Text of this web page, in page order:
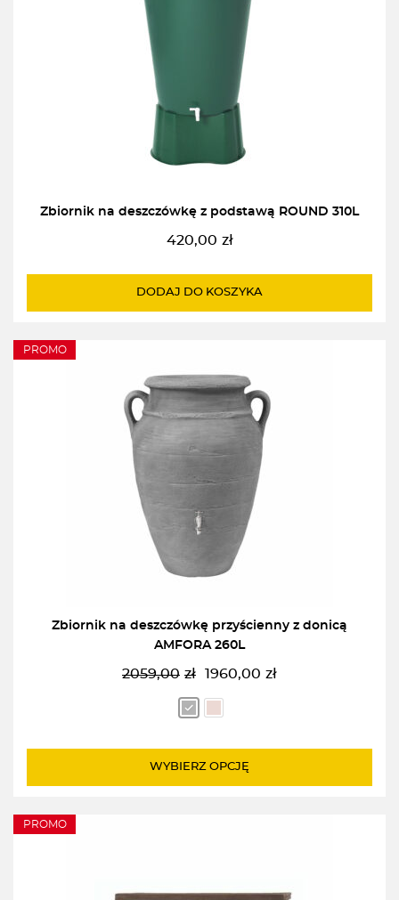
Zbiornik na deszczówkę z podstawą ROUND 310L
420,00 zł
DODAJ DO KOSZYKA
PROMO
Zbiornik na deszczówkę przyścienny z donicą
AMFORA 260L
2059,00 zł
Pierwotna
cena
wynosiła:
1960,00 zł
Aktualna
cena
wynosi:
WYBIERZ OPCJĘ
PROMO